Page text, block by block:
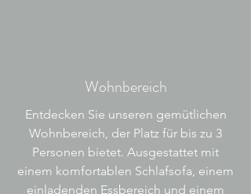
Wohnbereich
Entdecken Sie unseren gemütlichen
Wohnbereich, der Platz für bis zu 3
Personen bietet. Ausgestattet mit
einem komfortablen Schlafsofa, einem
einladenden Essbereich und einem